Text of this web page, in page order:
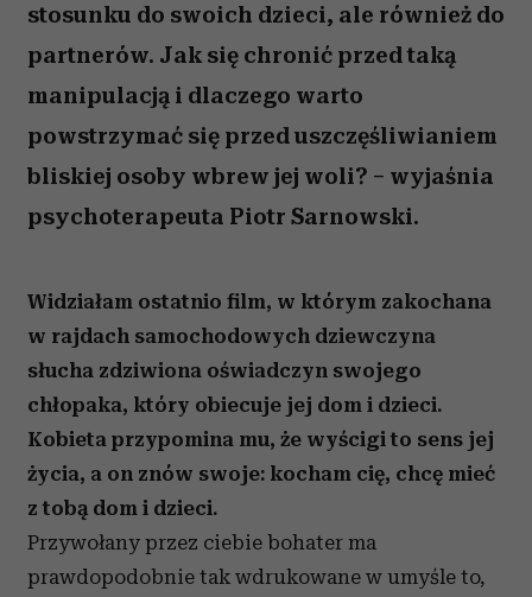
stosunku do swoich dzieci, ale również do
partnerów. Jak się chronić przed taką
manipulacją i dlaczego warto
powstrzymać się przed uszczęśliwianiem
bliskiej osoby wbrew jej woli? – wyjaśnia
psychoterapeuta Piotr Sarnowski.
Widziałam ostatnio film, w którym zakochana
w rajdach samochodowych dziewczyna
słucha zdziwiona oświadczyn swojego
chłopaka, który obiecuje jej dom i dzieci.
Kobieta przypomina mu, że wyścigi to sens jej
życia, a on znów swoje: kocham cię, chcę mieć
z tobą dom i dzieci.
Przywołany przez ciebie bohater ma
prawdopodobnie tak wdrukowane w umyśle to,